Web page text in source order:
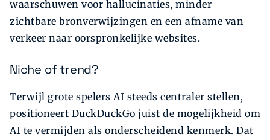
waarschuwen voor hallucinaties, minder
zichtbare bronverwijzingen en een afname van
verkeer naar oorspronkelijke websites.
Niche of trend?
Terwijl grote spelers AI steeds centraler stellen,
positioneert DuckDuckGo juist de mogelijkheid om
AI te vermijden als onderscheidend kenmerk. Dat